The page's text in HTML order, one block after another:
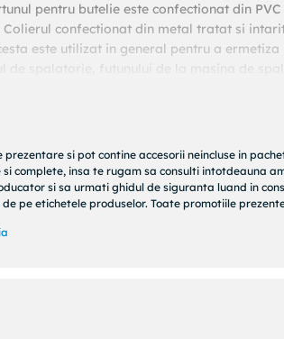
pentru butelie este confectionat din
confectionat din metal tratat si
este utilizat in general pentru a
de spalatorie, futunului de la masina de
sa se rupa sau sa crape. Utilizat cu
Dimensiuni: Diametru minim: 13 mm
Acest ceas este foarte simplu de utilizat:
sursa unde doriti sa realizati
de gaz, nu utilizati nici un fel de
se afla in spatiu inchis, mutati-o afara.
se va acumula jos la podea. Asadar,
si pot contine accesorii neincluse in
complete, insa te rugam sa consulti intotdeauna
si sa urmati ghidul de siguranta luand in
pe etichetele produselor. Toate promotiile